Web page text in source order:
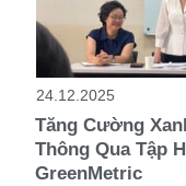
24.12.2025
Tăng Cường
Thông Qua Tập
GreenMetric